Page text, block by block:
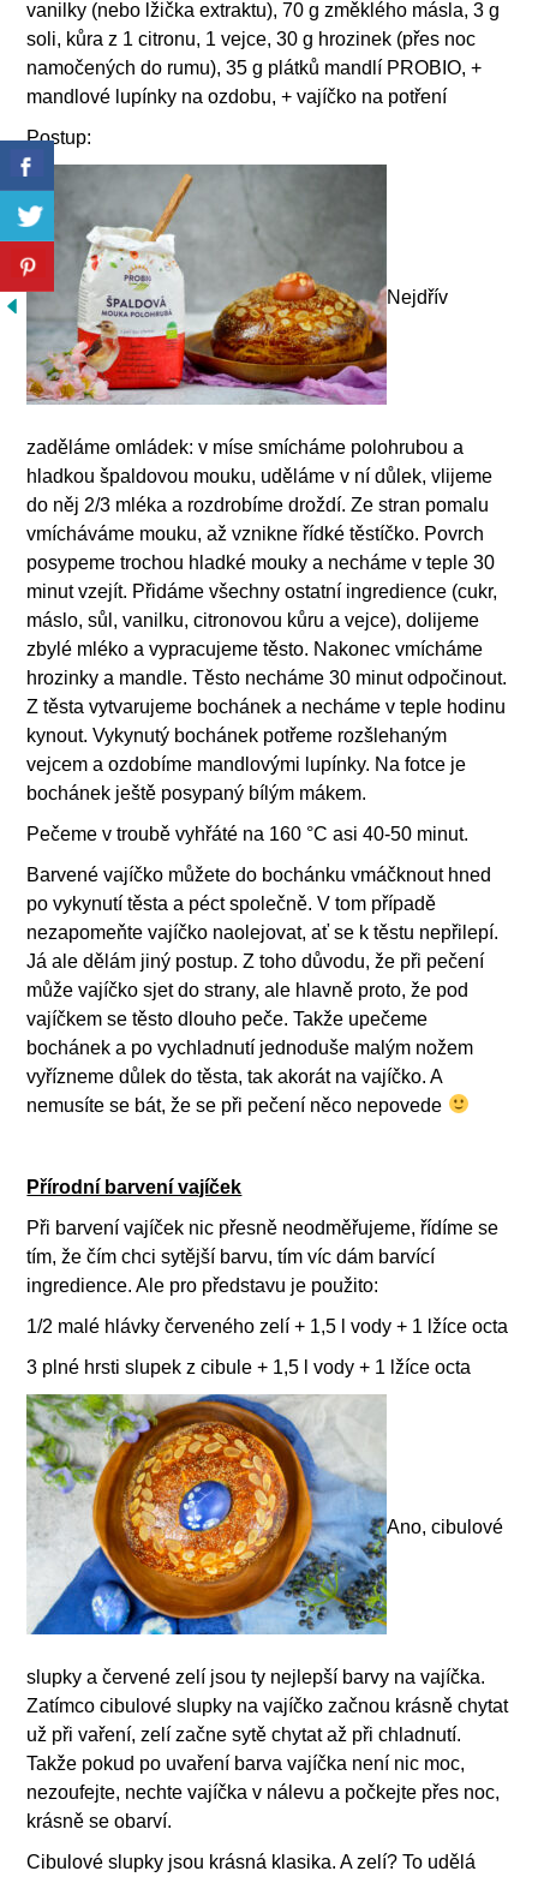
vanilky (nebo lžička extraktu), 70 g změklého másla, 3 g
soli, kůra z 1 citronu, 1 vejce, 30 g hrozinek (přes noc
namočených do rumu), 35 g plátků mandlí PROBIO, +
mandlové lupínky na ozdobu, + vajíčko na potření
Postup:
Nejdřív
zaděláme omládek: v míse smícháme polohrubou a
hladkou špaldovou mouku, uděláme v ní důlek, vlijeme
do něj 2/3 mléka a rozdrobíme droždí. Ze stran pomalu
vmícháváme mouku, až vznikne řídké těstíčko. Povrch
posypeme trochou hladké mouky a necháme v teple 30
minut vzejít. Přidáme všechny ostatní ingredience (cukr,
máslo, sůl, vanilku, citronovou kůru a vejce), dolijeme
zbylé mléko a vypracujeme těsto. Nakonec vmícháme
hrozinky a mandle. Těsto necháme 30 minut odpočinout.
Z těsta vytvarujeme bochánek a necháme v teple hodinu
kynout. Vykynutý bochánek potřeme rozšlehaným
vejcem a ozdobíme mandlovými lupínky. Na fotce je
bochánek ještě posypaný bílým mákem.
Pečeme v troubě vyhřáté na 160 °C asi 40-50 minut.
Barvené vajíčko můžete do bochánku vmáčknout hned
po vykynutí těsta a péct společně. V tom případě
nezapomeňte vajíčko naolejovat, ať se k těstu nepřilepí.
Já ale dělám jiný postup. Z toho důvodu, že při pečení
může vajíčko sjet do strany, ale hlavně proto, že pod
vajíčkem se těsto dlouho peče. Takže upečeme
bochánek a po vychladnutí jednoduše malým nožem
vyřízneme důlek do těsta, tak akorát na vajíčko. A
nemusíte se bát, že se při pečení něco nepovede
Přírodní barvení vajíček
Při barvení vajíček nic přesně neodměřujeme, řídíme se
tím, že čím chci sytější barvu, tím víc dám barvící
ingredience. Ale pro představu je použito:
1/2 malé hlávky červeného zelí + 1,5 l vody + 1 lžíce octa
3 plné hrsti slupek z cibule + 1,5 l vody + 1 lžíce octa
Ano, cibulové
slupky a červené zelí jsou ty nejlepší barvy na vajíčka.
Zatímco cibulové slupky na vajíčko začnou krásně chytat
už při vaření, zelí začne sytě chytat až při chladnutí.
Takže pokud po uvaření barva vajíčka není nic moc,
nezoufejte, nechte vajíčka v nálevu a počkejte přes noc,
krásně se obarví.
Cibulové slupky jsou krásná klasika. A zelí? To udělá